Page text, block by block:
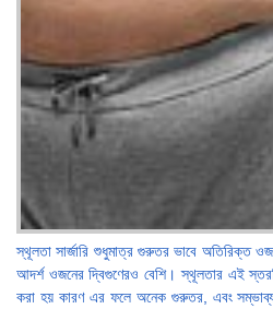
স্থূলতা সার্জারি শুধুমাত্র গুরুতর ভাবে অতিরিক্ত
আদর্শ ওজনের দ্বিগুণেরও বেশি। স্থূলতার এই
করা হয় কারণ এর ফলে অনেক গুরুতর, এবং সম্ভাব্য